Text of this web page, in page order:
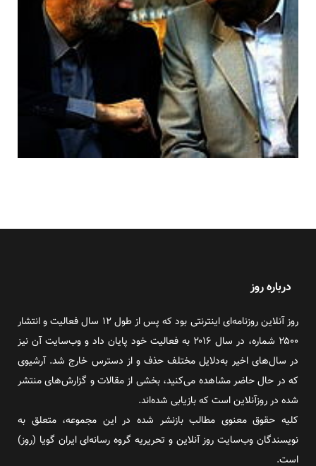
درباره روز
روز آنلاین روزنامه‌ای اینترنتی بود که پس از طول ۱۲ سال فعالیت و انتشار
۲۵۰۰ شماره، در سال ۲۰۱۶ به فعالیت خود پایان داد و وب‌سایت آن نیز
در سال‌های اخیر به‌دلایل مختلف حذف و از دسترس خارج شد. آرشیوی
که در حال حاضر مشاهده می‌کنید، بخشی از مقالات و گزارش‌های منتشر
شده در روزآنلاین است که بازیابی شده‌اند.
کلیه حقوق معنوی مطالب بازنشر شده در این مجموعه، متعلق به
نویسندگان وب‌سایت روز آنلاین و تحریریه گروه رسانه‌ای ایران گویا (روز)
است.